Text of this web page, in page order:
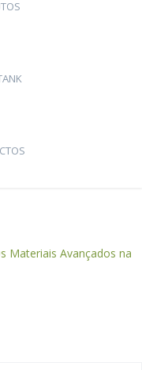
Materiais Avançados na